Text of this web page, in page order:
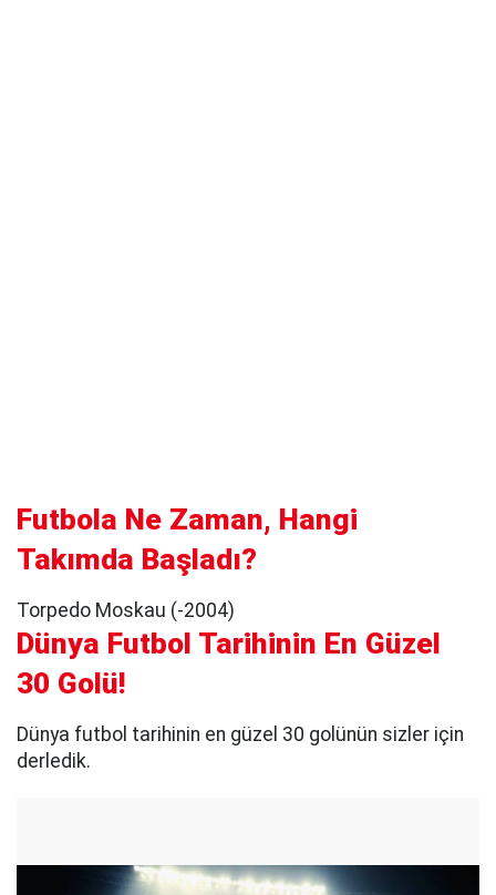
Futbola Ne Zaman, Hangi
Takımda Başladı?
Torpedo Moskau (-2004)
Dünya Futbol Tarihinin En Güzel
30 Golü!
Dünya futbol tarihinin en güzel 30 golünün sizler için
derledik.